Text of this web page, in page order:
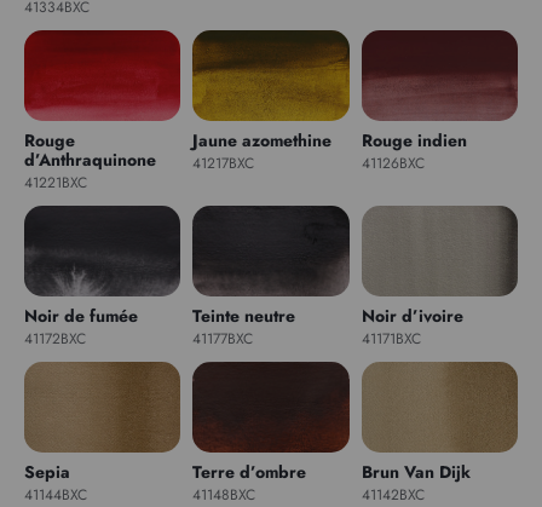
41334BXC
Rouge
d’Anthraquinone
41221BXC
Jaune azomethine
41217BXC
Rouge indien
41126BXC
Noir de fumée
41172BXC
Teinte neutre
41177BXC
Noir d’ivoire
41171BXC
Sepia
41144BXC
Terre d’ombre
41148BXC
Brun Van Dijk
41142BXC